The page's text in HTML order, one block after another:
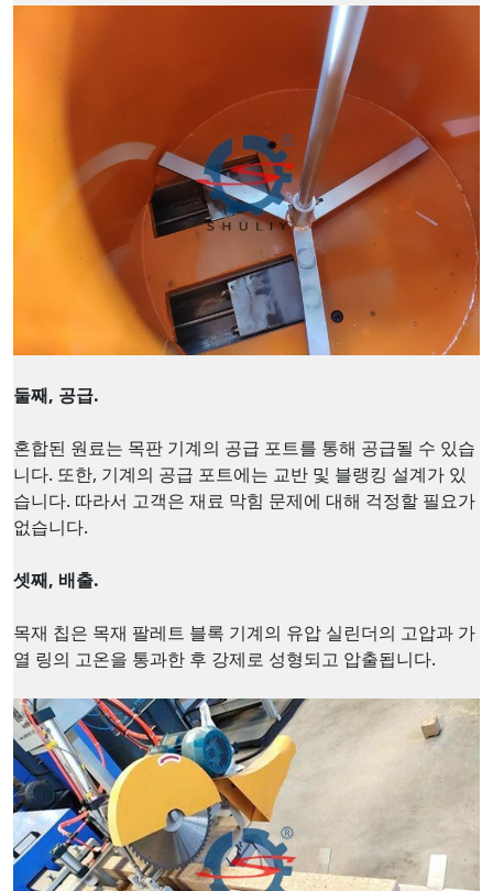
둘째, 공급.
혼합된 원료는 목판 기계의 공급 포트를 통해 공급될 수 있습
니다. 또한, 기계의 공급 포트에는 교반 및 블랭킹 설계가 있
습니다. 따라서 고객은 재료 막힘 문제에 대해 걱정할 필요가
없습니다.
셋째, 배출.
목재 칩은 목재 팔레트 블록 기계의 유압 실린더의 고압과 가
열 링의 고온을 통과한 후 강제로 성형되고 압출됩니다.